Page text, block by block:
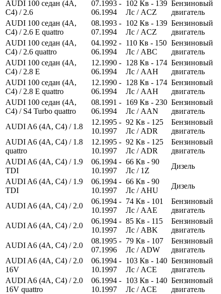
AUDI 100 седан (4A,
C4) / 2.6
07.1993 -
06.1994
102 Кв - 139
Лс / ACZ
Бензиновый
двигатель
AUDI 100 седан (4A,
C4) / 2.6 E quattro
08.1993 -
07.1994
102 Кв - 139
Лс / ACZ
Бензиновый
двигатель
AUDI 100 седан (4A,
C4) / 2.6 quattro
04.1992 -
06.1994
110 Кв - 150
Лс / ABC
Бензиновый
двигатель
AUDI 100 седан (4A,
C4) / 2.8 E
12.1990 -
06.1994
128 Кв - 174
Лс / AAH
Бензиновый
двигатель
AUDI 100 седан (4A,
C4) / 2.8 E quattro
12.1990 -
06.1994
128 Кв - 174
Лс / AAH
Бензиновый
двигатель
AUDI 100 седан (4A,
C4) / S4 Turbo quattro
08.1991 -
06.1994
169 Кв - 230
Лс / AAN
Бензиновый
двигатель
AUDI A6 (4A, C4) / 1.8
12.1995 -
10.1997
92 Кв - 125
Лс / ADR
Бензиновый
двигатель
AUDI A6 (4A, C4) / 1.8
quattro
12.1995 -
10.1997
92 Кв - 125
Лс / ADR
Бензиновый
двигатель
AUDI A6 (4A, C4) / 1.9
TDI
06.1994 -
10.1997
66 Кв - 90
Лс / 1Z
Дизель
AUDI A6 (4A, C4) / 1.9
TDI
06.1994 -
10.1997
66 Кв - 90
Лс / AHU
Дизель
AUDI A6 (4A, C4) / 2.0
06.1994 -
10.1997
74 Кв - 101
Лс / AAE
Бензиновый
двигатель
AUDI A6 (4A, C4) / 2.0
06.1994 -
10.1997
85 Кв - 115
Лс / ABK
Бензиновый
двигатель
AUDI A6 (4A, C4) / 2.0
08.1995 -
07.1996
79 Кв - 107
Лс / ADW
Бензиновый
двигатель
AUDI A6 (4A, C4) / 2.0
16V
06.1994 -
10.1997
103 Кв - 140
Лс / ACE
Бензиновый
двигатель
AUDI A6 (4A, C4) / 2.0
16V quattro
06.1994 -
10.1997
103 Кв - 140
Лс / ACE
Бензиновый
двигатель